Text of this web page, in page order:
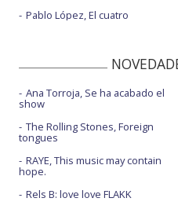
Pablo López, El cuatro
Ana Torroja, Se ha acabado el
show
The Rolling Stones, Foreign
tongues
RAYE, This music may contain
hope.
Rels B: love love FLAKK